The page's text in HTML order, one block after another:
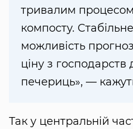
тривалим
компосту.
можливість
ціну з господарств
печериць», —
Так у центральній